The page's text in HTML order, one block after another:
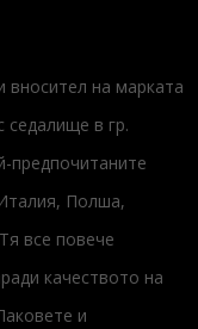
вносител на марката
седалище в гр.
предпочитаните
Полша,
все повече
качеството на
и